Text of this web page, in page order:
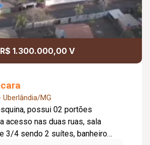
R$ 1.300.000,00 V
Uberlândia/MG
possui 02 portões
acesso nas duas ruas, sala
3/4 sendo 2 suítes, banheiro